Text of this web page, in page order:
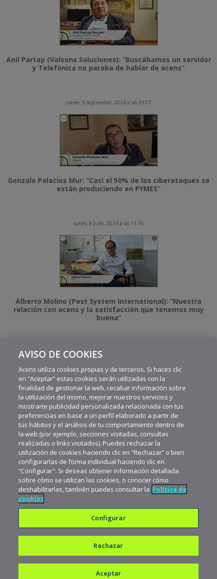
Anil Partap (Valsons Soluciones): “Buscábamos un servidor
y Telefónica no paraba de hablar de acens”
jueves, 5 septiembre, 2024 a las 09:07
Gonzalo Palacios Mur: “Casi el 50% de los ciberataques se
están produciendo en PYMES”
lunes, 8 julio, 2024 a las 11:16
Alberto Molino (Pest System International): “Nuestra
relación con acens y la satisfacción que tenemos muy
buena”
MÁS VIDEOS RECIENTES
Política de privacidad
Política de cookies
AVISO DE COOKIES
Acens utiliza cookies propias y de terceros. Si haces clic
en “Aceptar” estas cookies serán utilizadas con la
finalidad de gestionar la web, recabar información sobre
la utilización del mismo, mejorar nuestros servicios y
mostrarte publicidad personalizada relacionada con tus
preferencias en base a un perfil elaborado a partir de
tus hábitos y el análisis de tu comportamiento dentro de
la web (por ejemplo, secciones visitadas, consultas
realizadas o links visitados). Puedes rechazar la
utilización de cookies haciendo clic en “Rechazar” o bien
configurarlas de forma individual haciendo clic en
“Configurar". Si deseas obtener información detallada
sobre cómo se utilizan las cookies, o conocer cómo
deshabilitarlas, también puedes consultar la Política de
cookies
Configurar
Rechazar
Aceptar